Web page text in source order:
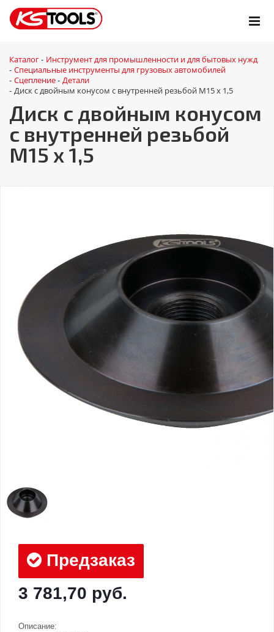
Каталог - Инструмент для промышленности и для бытовых нужд
- Специальные инструменты для грузовых автомобилей
- Сцепление - Детали
- Диск с двойным конусом с внутренней резьбой M15 x 1,5
Диск с двойным конусом
с внутренней резьбой
M15 x 1,5
Предзаказ
3 781,70 руб.
Описание: